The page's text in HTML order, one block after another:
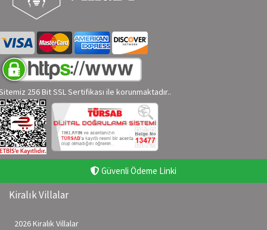
256 Bit SSL Sertifikası ile korunmaktadır..
Güvenli Ödeme Linki
Kiralık Villalar
2026 Kiralık Villalar